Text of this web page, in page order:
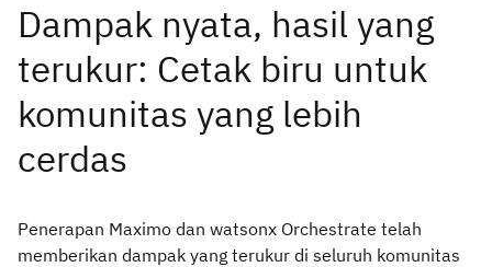
Penerapan Maximo dan watsonx Orchestrate telah
memberikan dampak yang terukur di seluruh komunitas